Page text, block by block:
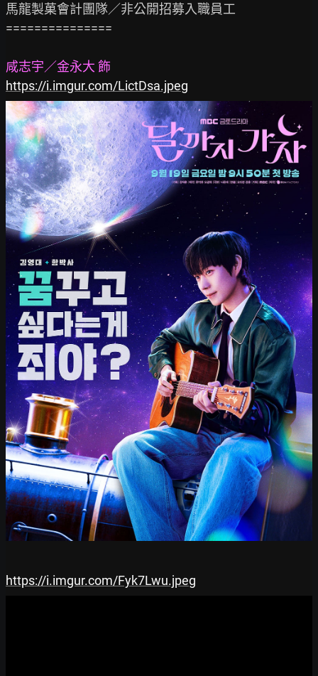
馬龍製菓會計團隊／非公開招募入職員工
===============
咸志宇／金永大 飾
https://i.imgur.com/LictDsa.jpeg
https://i.imgur.com/Fyk7Lwu.jpeg